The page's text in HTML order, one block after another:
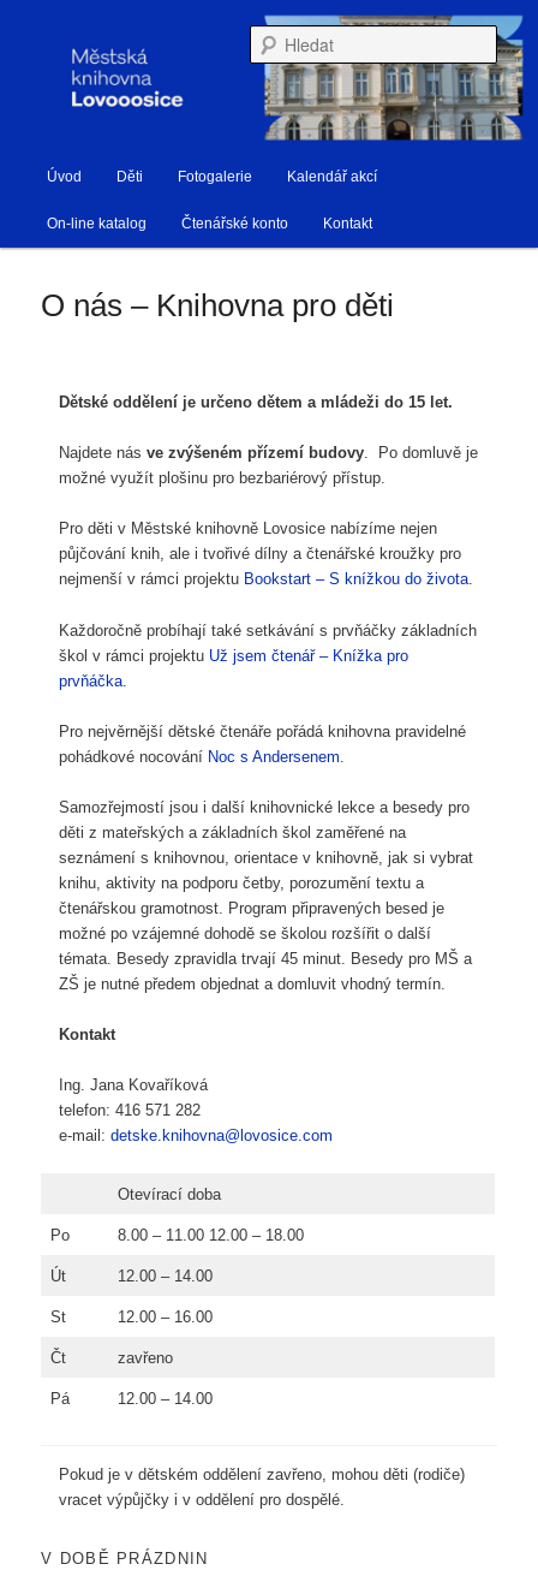
Knihovna Lovosice
Hlavní navigační menu
Přejít k hlavnímu obsahu webu
Přejít k obsahu postranního panelu
Úvod Děti Fotogalerie Kalendář akcí
On-line katalog Čtenářské konto Kontakt
O nás – Knihovna pro děti
Dětské oddělení je určeno dětem a mládeži do 15 let.
Najdete násve zvýšeném přízemí budovy. Po domluvě je
možné využít plošinu pro bezbariérový přístup.
Pro děti v Městské knihovně Lovosice nabízíme nejen
půjčování knih, ale i tvořivé dílny a čtenářské kroužky pro
nejmenší v rámci projektu Bookstart – S knížkou do života.
Každoročně probíhají také setkávání s prvňáčky základních
škol v rámci projektu Už jsem čtenář – Knížka pro
prvňáčka.
Pro nejvěrnější dětské čtenáře pořádá knihovna pravidelné
pohádkové nocování Noc s Andersenem
Samozřejmostí jsou i další knihovnické lekce a besedy pro
děti z mateřských a základních škol zaměřené na
seznámení s knihovnou, orientace v knihovně, jak si vybrat
knihu, aktivity na podporu četby, porozumění textu a
čtenářskou gramotnost. Program připravených besed je
možné po vzájemné dohodě se školou rozšířit o další
témata. Besedy zpravidla trvají 45 minut. Besedy pro MŠ a
ZŠ je nutné předem objednat a domluvit vhodný termín.
Kontakt
Ing. Jana Kovaříková
telefon: 416 571 282
e-mail:detske.knihovna@lovosice.com
Otevírací doba
Po 8.00 – 11.00 12.00 – 18.00
Út 12.00 – 14.00
St 12.00 – 16.00
Čt zavřeno
Pá 12.00 – 14.00
Pokud je v dětském oddělení zavřeno, mohou děti (rodiče)
vracet výpůjčky i v oddělení pro dospělé.
V DOBĚ PRÁZDNIN